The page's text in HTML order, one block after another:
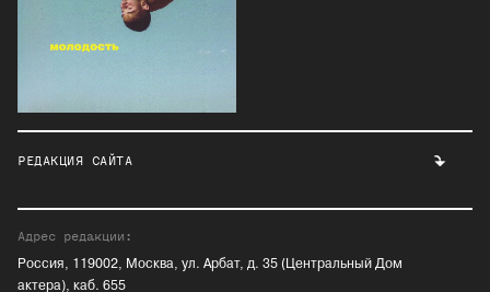
РЕДАКЦИЯ САЙТА
Адрес редакции:
Россия, 119002, Москва, ул. Арбат, д. 35 (Центральный Дом
актера), каб. 655